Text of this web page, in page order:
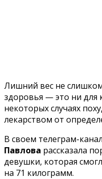
Лишний вес не
здоровья — это ни для
некоторых случаях
лекарством от
В своем телеграм-
Павлова рассказала
девушки, которая
на 71 килограмм.